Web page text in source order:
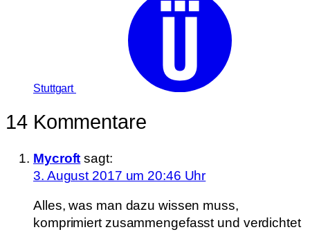
Stuttgart
14 Kommentare
Mycroft sagt:
3. August 2017 um 20:46 Uhr
Alles, was man dazu wissen muss,
komprimiert zusammengefasst und verdichtet